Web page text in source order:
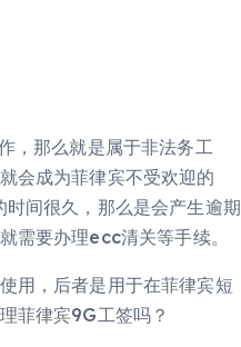
，那么就是属于非法务工
会成为菲律宾不受欢迎的
间很久，那么是会产生逾期
需要办理ecc清关等手续。
用，后者是用于在菲律宾短
菲律宾9G工签吗？